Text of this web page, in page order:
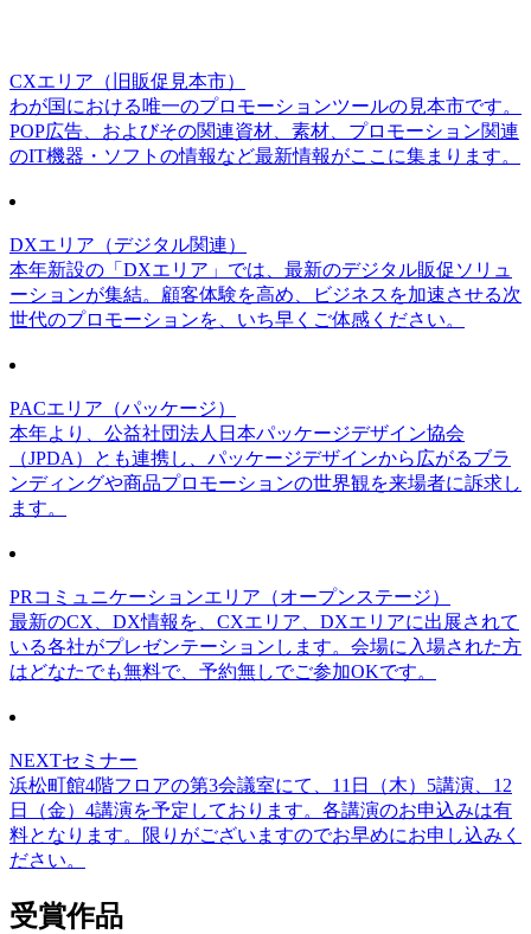
CXエリア（旧販促見本市）
わが国における唯一のプロモーションツールの見本市です。
POP広告、およびその関連資材、素材、プロモーション関連
のIT機器・ソフトの情報など最新情報がここに集まります。
DXエリア（デジタル関連）
本年新設の「DXエリア」では、最新のデジタル販促ソリュ
ーションが集結。顧客体験を高め、ビジネスを加速させる次
世代のプロモーションを、いち早くご体感ください。
PACエリア（パッケージ）
本年より、公益社団法人日本パッケージデザイン協会
（JPDA）とも連携し、パッケージデザインから広がるブラ
ンディングや商品プロモーションの世界観を来場者に訴求し
ます。
PRコミュニケーションエリア（オープンステージ）
最新のCX、DX情報を、CXエリア、DXエリアに出展されて
いる各社がプレゼンテーションします。会場に入場された方
はどなたでも無料で、予約無しでご参加OKです。
NEXTセミナー
浜松町館4階フロアの第3会議室にて、11日（木）5講演、12
日（金）4講演を予定しております。各講演のお申込みは有
料となります。限りがございますのでお早めにお申し込みく
ださい。
受賞作品